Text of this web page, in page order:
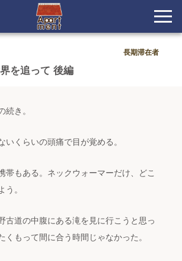
ト
アパートメントについて
新着
を追って 後編
長期滞在者
続き。
いくらいの頭痛で目が覚める。
帯もある。ネックウォーマーだけ、どこ
う。
古道の中腹にある滝を見に行こうと思っ
くもって間に合う時間じゃなかった。